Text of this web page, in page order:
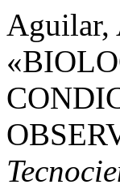
Aguilar,